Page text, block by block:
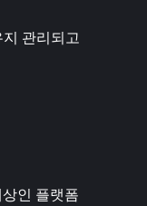
관리되고
인 플랫폼